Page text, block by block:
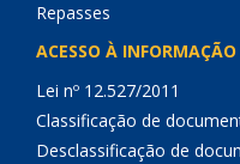
Repasses
ACESSO À INFORMAÇÃO
Lei nº 12.527/2011
Classificação de
Desclassificação de